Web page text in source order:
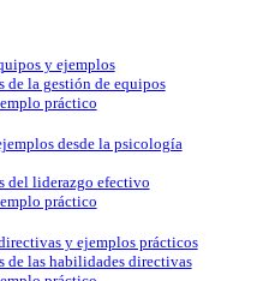
y ejemplos
de la gestión de equipos
práctico
desde la psicología
del liderazgo efectivo
práctico
y ejemplos prácticos
de las habilidades directivas